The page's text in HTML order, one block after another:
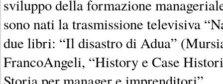
sviluppo della formazione
sono nati la trasmissione televisiva
due libri: “Il disastro di Adua”
FrancoAngeli, “History e Case